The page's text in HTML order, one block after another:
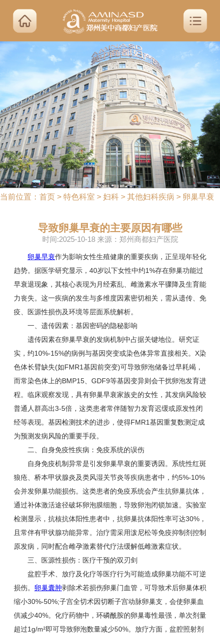
当前位置： 首页 > 特色科室 > 妇科 > 其他妇科疾病 > 卵巢早衰
导致卵巢早衰的主要原因有哪些
时间:2025-10-18 来源：郑州商都妇产医院
卵巢早衰作为影响女性生殖健康的重要疾病，正呈现年轻化
趋势。据医学研究显示，40岁以下女性中约1%存在卵巢功能过
早衰退现象，其核心表现为月经紊乱、雌激素水平骤降及生育能
力丧失。这一疾病的发生与多维度因素密切相关，需从遗传、免
疫、医源性损伤及环境等层面系统解析。
一、遗传因素：基因密码的隐秘影响
遗传因素在卵巢早衰的发病机制中占据关键地位。研究证
实，约10%-15%的病例与基因突变或染色体异常直接相关。X染
色体长臂缺失(如FMR1基因前突变)可导致卵泡储备过早耗竭，
而常染色体上的BMP15、GDF9等基因变异则会干扰卵泡发育进
程。临床观察发现，具有卵巢早衰家族史的女性，其发病风险较
普通人群高出3-5倍，这类患者常伴随智力发育迟缓或原发性闭
经等表现。基因检测技术的进步，使得FMR1基因重复数测定成
为预测发病风险的重要手段。
二、自身免疫性疾病：免疫系统的误伤
自身免疫机制异常是引发卵巢早衰的重要诱因。系统性红斑
狼疮、桥本甲状腺炎及类风湿关节炎等疾病患者中，约5%-10%
会并发卵巢功能损伤。这类患者的免疫系统会产生抗卵巢抗体，
通过补体激活途径破坏卵泡膜细胞，导致卵泡闭锁加速。实验室
检测显示，抗核抗体阳性患者中，抗卵巢抗体阳性率可达30%，
且常伴有甲状腺功能异常。治疗需采用泼尼松等免疫抑制剂控制
原发病，同时配合雌孕激素替代疗法缓解低雌激素症状。
三、医源性损伤：医疗干预的双刃剑
盆腔手术、放疗及化疗等医疗行为可能造成卵巢功能不可逆
损伤。 卵巢囊肿剥除术若损伤卵巢门血管，可导致术后卵巢体积
缩小30%-50%;子宫全切术因切断子宫动脉卵巢支，会使卵巢血
供减少40%。化疗药物中，环磷酰胺的卵巢毒性最强，单次剂量
超过1g/m²即可导致卵泡数量减少50%。放疗方面，盆腔照射剂